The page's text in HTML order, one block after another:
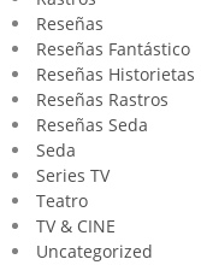
Reseñas
Reseñas Fantástico
Reseñas Historietas
Reseñas Rastros
Reseñas Seda
Seda
Series TV
Teatro
TV & CINE
Uncategorized